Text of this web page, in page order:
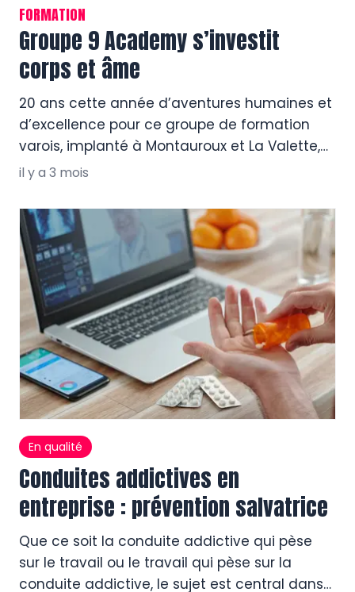
FORMATION
Groupe 9 Academy s’investit
corps et âme
20 ans cette année d’aventures humaines et
d’excellence pour ce groupe de formation
varois, implanté à Montauroux et La Valette,
dédié à la gestion des risques en entreprise,
et international son expertise des situations
de violence. Un organisme de formation pour
adultes spécialisé en protection rapprochée,
c’est […]
il y a 3 mois
En qualité
Conduites addictives en
entreprise : prévention salvatrice
Que ce soit la conduite addictive qui pèse
sur le travail ou le travail qui pèse sur la
conduite addictive, le sujet est central dans